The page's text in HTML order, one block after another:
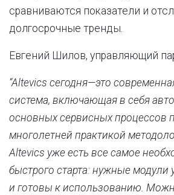
сравниваются показатели и
долгосрочные тренды.
Евгений Шилов, управляющий
“Altevics сегодня—это
система, включающая в себя
основных сервисных процессов
многолетней практикой
Altevics уже есть все самое
быстрого старта: нужные модули
и готовы к использованию.